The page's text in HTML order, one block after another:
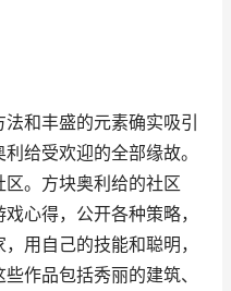
和丰盛的元素确实吸引
给受欢迎的全部缘故。
。方块奥利给的社区
心得，公开各种策略，
用自己的技能和聪明，
作品包括秀丽的建筑、